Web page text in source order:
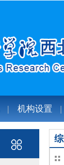
机构设置